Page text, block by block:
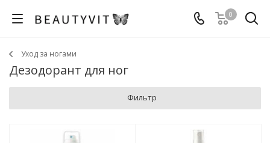
0
Уход за ногами
Дезодорант для ног
Фильтр